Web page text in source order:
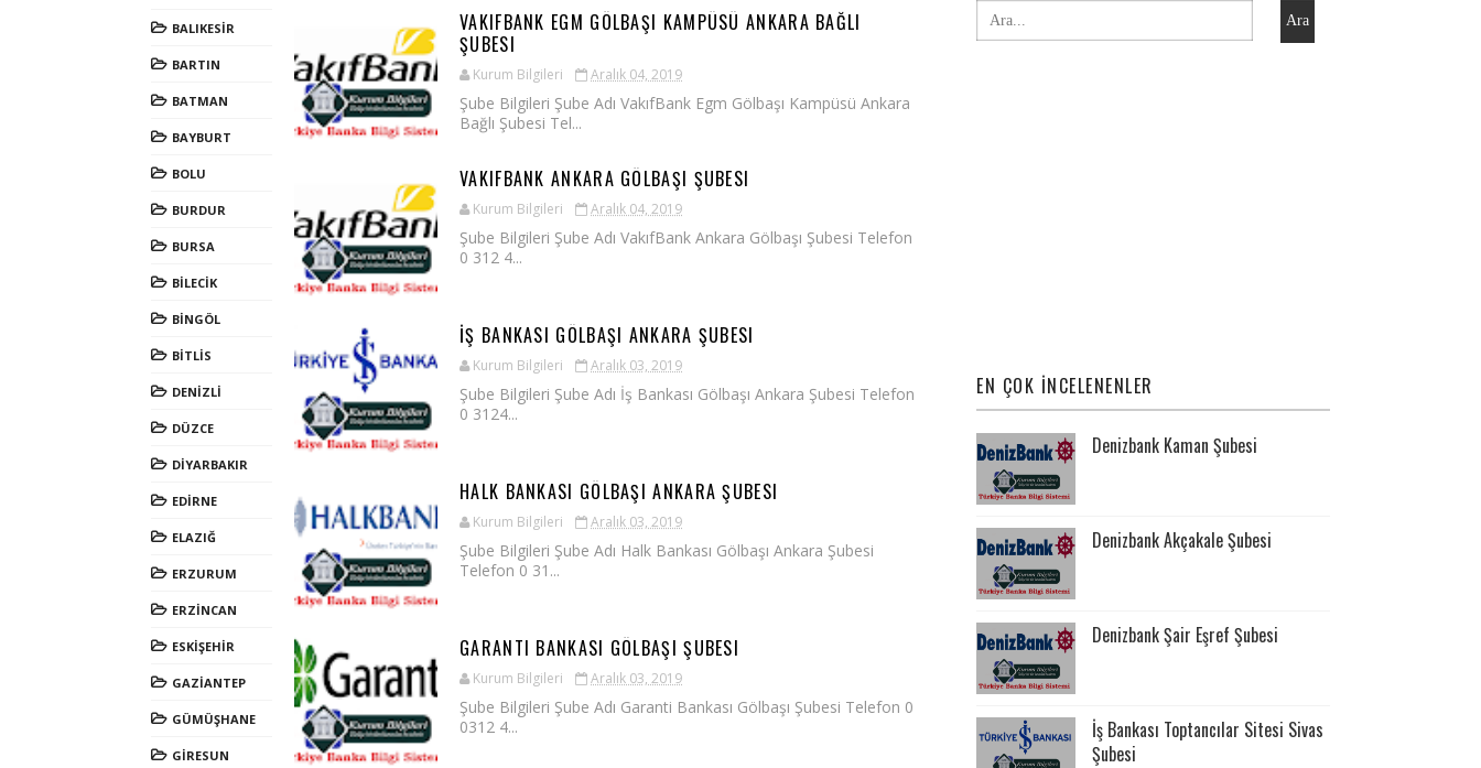
BALIKESİR
BARTIN
BATMAN
BAYBURT
BOLU
BURDUR
BURSA
BİLECİK
BİNGÖL
BİTLİS
DENİZLİ
DÜZCE
DİYARBAKIR
EDİRNE
ELAZIĞ
ERZURUM
ERZİNCAN
ESKİŞEHİR
GAZİANTEP
GÜMÜŞHANE
GİRESUN
VAKIFBANK EGM GÖLBAŞI KAMPÜSÜ ANKARA BAĞLI
ŞUBESI
Kurum Bilgileri Aralık 04, 2019
Şube Bilgileri Şube Adı VakıfBank Egm Gölbaşı Kampüsü Ankara
Bağlı Şubesi Tel...
VAKIFBANK ANKARA GÖLBAŞI ŞUBESI
Kurum Bilgileri Aralık 04, 2019
Şube Bilgileri Şube Adı VakıfBank Ankara Gölbaşı Şubesi Telefon
0 312 4...
İŞ BANKASI GÖLBAŞI ANKARA ŞUBESI
Kurum Bilgileri Aralık 03, 2019
Şube Bilgileri Şube Adı İş Bankası Gölbaşı Ankara Şubesi Telefon
0 3124...
HALK BANKASI GÖLBAŞI ANKARA ŞUBESI
Kurum Bilgileri Aralık 03, 2019
Şube Bilgileri Şube Adı Halk Bankası Gölbaşı Ankara Şubesi
Telefon 0 31...
GARANTI BANKASI GÖLBAŞI ŞUBESI
Kurum Bilgileri Aralık 03, 2019
Şube Bilgileri Şube Adı Garanti Bankası Gölbaşı Şubesi Telefon 0
0312 4...
Ara
EN ÇOK İNCELENENLER
Denizbank Kaman Şubesi
Denizbank Akçakale Şubesi
Denizbank Şair Eşref Şubesi
İş Bankası Toptancılar Sitesi Sivas
Şubesi